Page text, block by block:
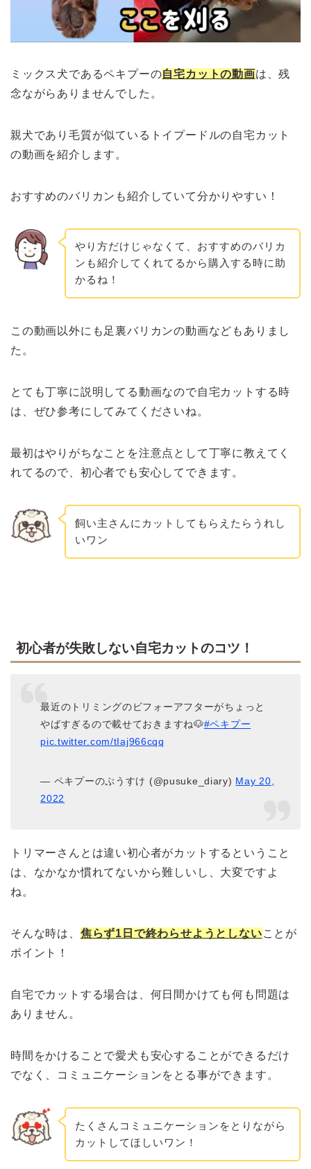
ミックス犬であるペキプーの自宅カットの動画は、残
念ながらありませんでした。
親犬であり毛質が似ているトイプードルの自宅カット
の動画を紹介します。
おすすめのバリカンも紹介していて分かりやすい！
やり方だけじゃなくて、おすすめのバリカ
ンも紹介してくれてるから購入する時に助
かるね！
この動画以外にも足裏バリカンの動画などもありまし
た。
とても丁寧に説明してる動画なので自宅カットする時
は、ぜひ参考にしてみてくださいね。
最初はやりがちなことを注意点として丁寧に教えてく
れてるので、初心者でも安心してできます。
飼い主さんにカットしてもらえたらうれし
いワン
初心者が失敗しない自宅カットのコツ！
最近のトリミングのビフォーアフターがちょっと
やばすぎるので載せておきますね🐶#ペキプー
pic.twitter.com/tIaj966cqq
— ペキプーのぷうすけ (@pusuke_diary) May 20,
2022
トリマーさんとは違い初心者がカットするということ
は、なかなか慣れてないから難しいし、大変ですよ
ね。
そんな時は、 焦らず1日で終わらせようとしないことが
ポイント！
自宅でカットする場合は、何日間かけても何も問題は
ありません。
時間をかけることで愛犬も安心することができるだけ
でなく、コミュニケーションをとる事ができます。
たくさんコミュニケーションをとりながら
カットしてほしいワン！